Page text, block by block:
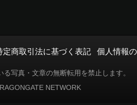
定商取引法に基づく表記 個人情報
写真・文章の無断転用を禁止します。
NETWORK